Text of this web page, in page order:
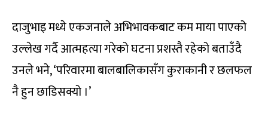
दाजुभाइ मध्ये एकजनाले अभिभावकबाट कम माया पाएको
उल्लेख गर्दै आत्महत्या गरेको घटना प्रशस्तै रहेको बताउँदै
उनले भने, ‘परिवारमा बालबालिकासँग कुराकानी र छलफल
नै हुन छाडिसक्यो ।’